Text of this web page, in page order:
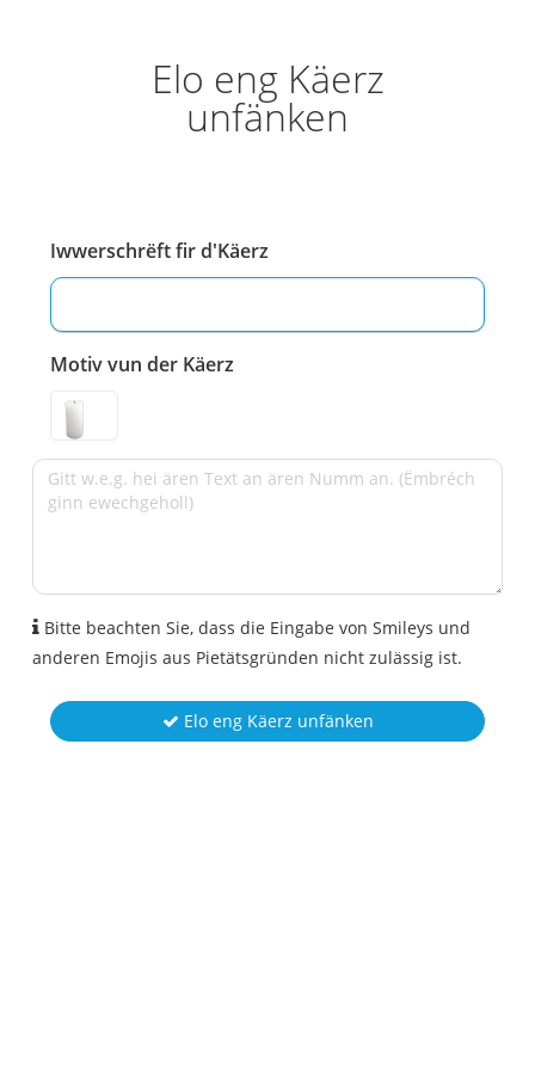
Elo eng Käerz
unfänken
Iwwerschrëft fir d'Käerz
Motiv vun der Käerz
Bitte beachten Sie, dass die Eingabe von Smileys und
anderen Emojis aus Pietätsgründen nicht zulässig ist.
Elo eng Käerz unfänken